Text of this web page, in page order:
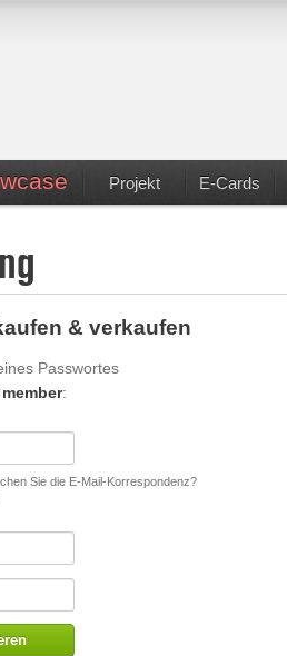
Projekt E-Cards
& verkaufen
Passwortes
:
Sie die E-Mail-Korrespondenz?